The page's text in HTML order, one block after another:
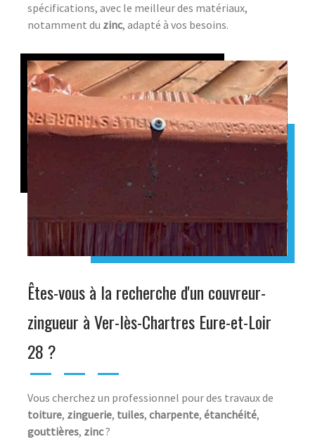
spécifications, avec le meilleur des matériaux,
notamment du zinc, adapté à vos besoins.
Êtes-vous à la recherche d'un couvreur-
zingueur à Ver-lès-Chartres Eure-et-Loir
28 ?
Vous cherchez un professionnel pour des travaux de
toiture, zinguerie, tuiles, charpente, étanchéité,
gouttières, zinc?